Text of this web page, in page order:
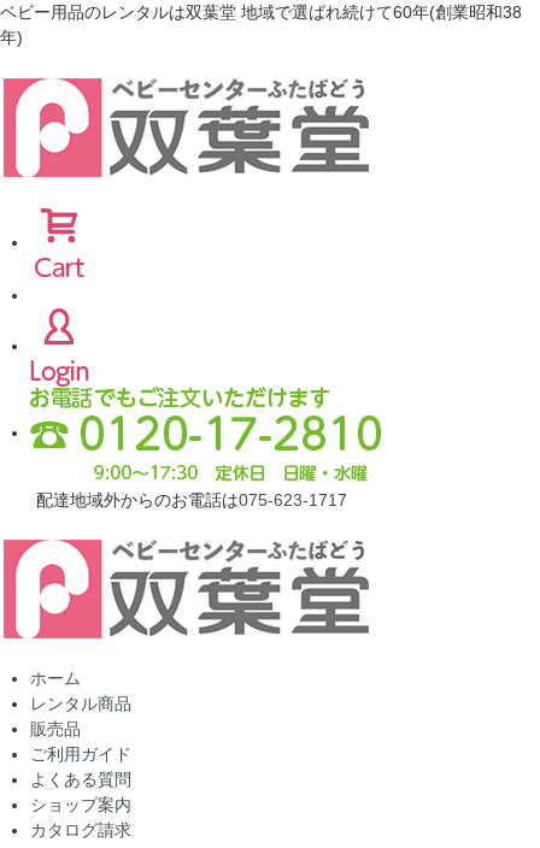
ベビー用品のレンタルは双葉堂 地域で選ばれ続けて60年(創業昭和38
年)
配達地域外からのお電話は075-623-1717
ホーム
レンタル商品
販売品
ご利用ガイド
よくある質問
ショップ案内
カタログ請求